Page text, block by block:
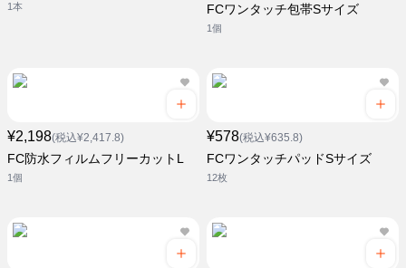
1本 FCワンタッチ包帯Sサイズ
1個
¥2,198(税込¥2,417.8)
FC防水フィルムフリーカットL
1個
¥578(税込¥635.8)
FCワンタッチパッドSサイズ
12枚